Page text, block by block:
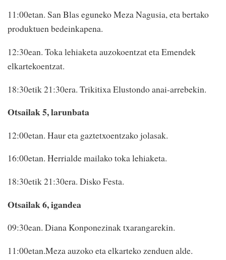
11:00etan. San Blas eguneko Meza Nagusia, eta bertako
produktuen bedeinkapena.
12:30ean. Toka lehiaketa auzokoentzat eta Emendek
elkartekoentzat.
18:30etik 21:30era. Trikitixa Elustondo anai-arrebekin.
Otsailak 5, larunbata
12:00etan. Haur eta gaztetxoentzako jolasak.
16:00etan. Herrialde mailako toka lehiaketa.
18:30etik 21:30era. Disko Festa.
Otsailak 6, igandea
09:30ean. Diana Konponezinak txarangarekin.
11:00etan.Meza auzoko eta elkarteko zenduen alde.